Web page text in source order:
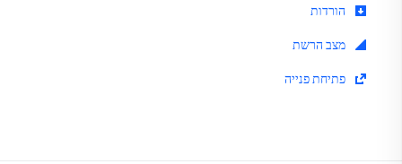
הורדות
מצב הרשת
פתיחת פנייה